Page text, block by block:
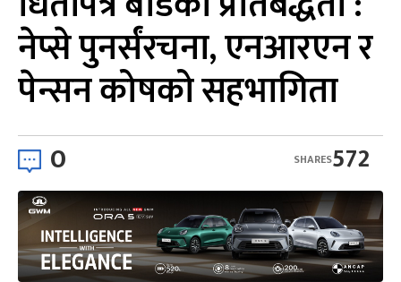
नेप्से पुनर्संरचना, एनआरएन र
पेन्सन कोषको सहभागिता
0 572
SHARES